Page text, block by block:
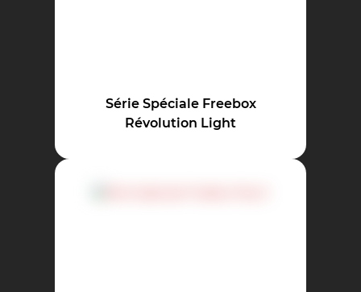
Série Spéciale Freebox
Révolution Light